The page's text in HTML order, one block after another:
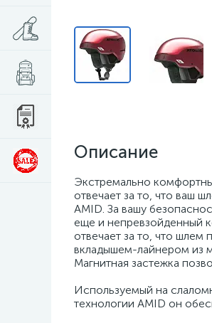
Описание
Экстремально
отвечает за то, что ваш
AMID. За вашу
еще и непревзойденный
отвечает за то, что шлем
вкладышем-лайнером из
Магнитная застежка
Используемый на
технологии AMID он